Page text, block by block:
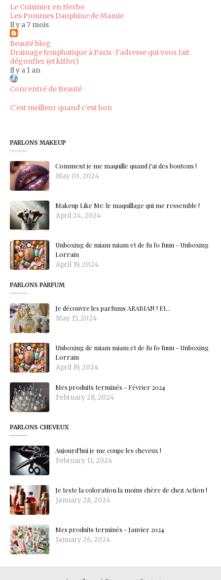
Le Cuisinier en Herbe
Les Pommes Dauphine de Mamie
Il y a 7 mois
Beauté blog
Drainage lymphatique à Paris : l’adresse qui vous fait
dégonfler (et kiffer)
Il y a 1 an
Concentré de Beauté
C'est meilleur quand c'est bon
PARLONS MAKEUP
Comment je me maquille quand j'ai des boutons !
May 03, 2024
Makeup Like Me: le maquillage qui me ressemble !
April 24, 2024
Unboxing de miam miam et de fu fo fuuu - Unboxing
Lorrain
April 19, 2024
PARLONS PARFUM
Je découvre les parfums ARABIAN ! Et...
May 15, 2024
Unboxing de miam miam et de fu fo fuuu - Unboxing
Lorrain
April 19, 2024
Mes produits terminés - Février 2024
February 28, 2024
PARLONS CHEVEUX
Aujourd'hui je me coupe les cheveux !
February 11, 2024
Je teste la coloration la moins chère de chez Action !
January 28, 2024
Mes produits terminés - Janvier 2024
January 26, 2024